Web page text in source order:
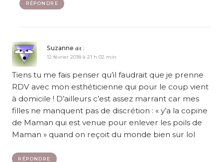
RÉPONDRE
Suzanne dit :
12 février 2018 à 21 h 02 min
Tiens tu me fais penser qu’il faudrait que je prenne
RDV avec mon esthéticienne qui pour le coup vient
à domicile ! D’ailleurs c’est assez marrant car mes
filles ne manquent pas de discrétion : « y’a la copine
de Maman qui est venue pour enlever les poils de
Maman » quand on reçoit du monde bien sur lol
RÉPONDRE